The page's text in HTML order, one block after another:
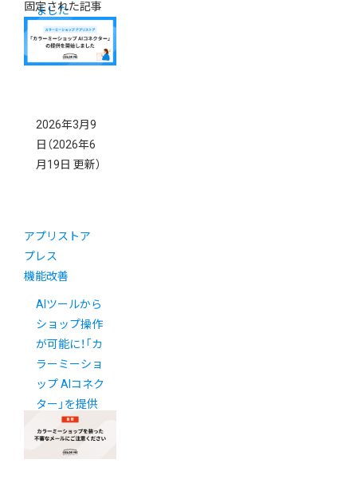
ました
固定された記事
2026年3月9
日 （2026年6
月19日 更新）
アプリストア
プレス
機能改善
AIツールから
ショップ操作
が可能に！「カ
ラーミーショ
ップ AIコネク
ター」を提供
開始（6/1更
新）